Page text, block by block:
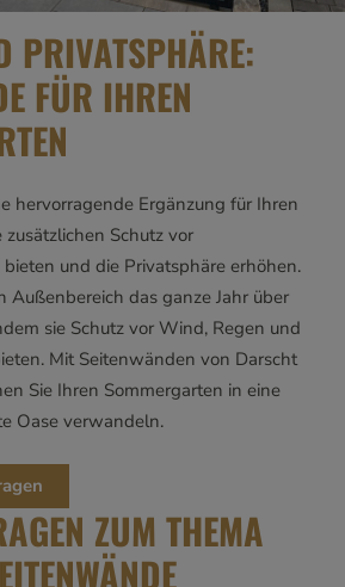
PRIVATSPHÄRE:
FÜR IHREN
hervorragende Ergänzung für Ihren
Schutz vor
und die Privatsphäre erhöhen.
Außenbereich das ganze Jahr über
sie Schutz vor Wind, Regen und
Mit Seitenwänden von Darscht
Sie Ihren Sommergarten in eine
Oase verwandeln.
ZUM THEMA